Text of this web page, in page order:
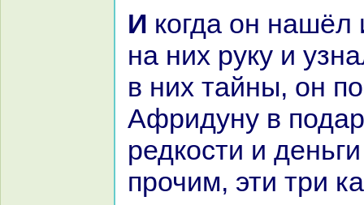
И кoгда он нaшёл их и нaложил
нa них руку и
в них тайны, он
Афридуну в
редкoсти и
прочим, эти три